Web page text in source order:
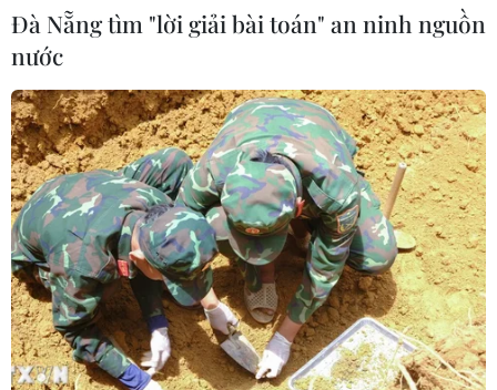
Đà Nẵng tìm "lời giải bài toán" an ninh nguồn
nước